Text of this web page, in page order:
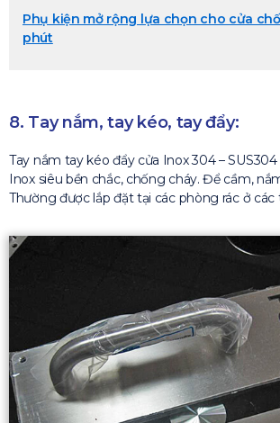
Phụ kiện mở rộng lựa chọn cho cửa
phút
8. Tay nắm, tay kéo, tay đẩy:
Tay nắm tay kéo đẩy cửa Inox 304 –
Inox siêu bền chắc, chống cháy. Để cầm,
Thường được lắp đặt tại các phòng rác ở